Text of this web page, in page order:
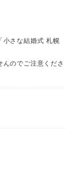
小さな結婚式 札幌
のでご注意くださ